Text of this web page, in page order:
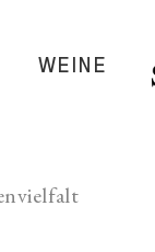
WEINE